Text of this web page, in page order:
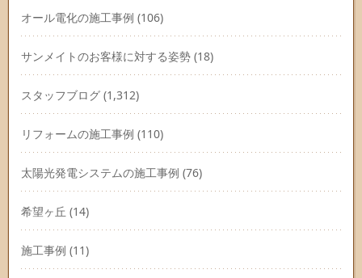
オール電化の施工事例 (106)
サンメイトのお客様に対する姿勢 (18)
スタッフブログ (1,312)
リフォームの施工事例 (110)
太陽光発電システムの施工事例 (76)
希望ヶ丘 (14)
施工事例 (11)